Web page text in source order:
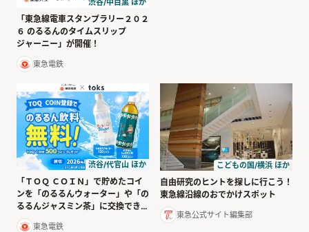
「東急線電車スタンプラリー２０２
６ のるるんのタイムスリップ
ジャーニー」が開催！
東急電鉄
渋谷/代官山 ほか
「ＴＯＱ ＣＯＩＮ」で貯めたコイ
ンを「のるるんウォーター」や「の
るるんジャスミン茶」に交換できま
す！
東急電鉄
こどもの国/横浜 ほか
自由研究のヒントを探しに行こう！
東急線沿線のおでかけスポット
東急公式サイト編集部